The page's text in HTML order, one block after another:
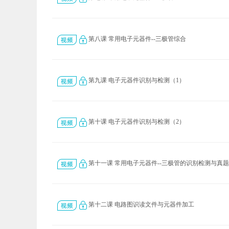
第八课 常用电子元器件--三极管综合
第九课 电子元器件识别与检测（1）
第十课 电子元器件识别与检测（2）
第十一课 常用电子元器件--三极管的识别检测与真
第十二课 电路图识读文件与元器件加工